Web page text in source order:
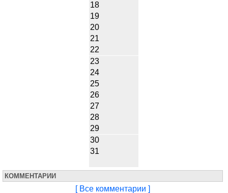
18
19
20
21
22
23
24
25
26
27
28
29
30
31
КОММЕНТАРИИ
[ Все комментарии ]